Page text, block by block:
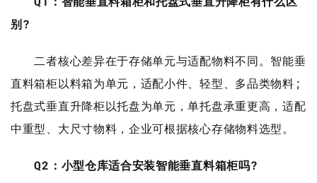
别?
二者核心差异在于存储单元与适配物料不同。智能垂
直料箱柜以料箱为单元，适配小件、轻型、多品类物料;
托盘式垂直升降柜以托盘为单元，单托盘承重更高，适配
中重型、大尺寸物料，企业可根据核心存储物料选型。
Q2：小型仓库适合安装智能垂直料箱柜吗?